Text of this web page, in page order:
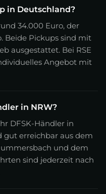
in Deutschland?
34.000 Euro, der
Beide Pickups sind mit
ausgestattet. Bei RSE
Angebot mit
in NRW?
DFSK-Händler in
gut erreichbar aus dem
und dem
sind jederzeit nach